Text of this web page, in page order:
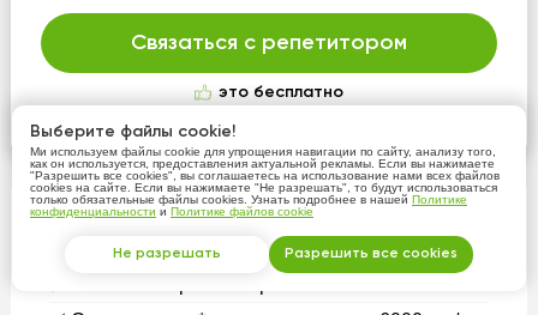
Связаться с репетитором
это бесплатно
Подробнее
Репетиторы казахского языка младшие
классы 1-4 - основная информация
Выберите файлы cookie!
Ми используем файлы cookie для упрощения навигации по сайту, анализу того,
как он используется, предоставления актуальной рекламы. Если вы нажимаете
"Разрешить все cookies", вы соглашаетесь на использование нами всех файлов
cookies на сайте. Если вы нажимаете "Не разрешать", то будут использоваться
только обязательные файлы cookies. Узнать подробнее в нашей Политике
конфиденциальности и Политике файлов cookie
Разрешить все cookies
Не разрешать